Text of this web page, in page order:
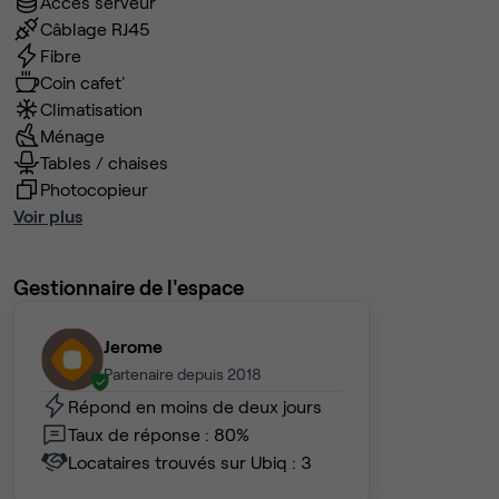
Câblage RJ45
Fibre
Coin cafet'
Climatisation
Ménage
Tables / chaises
Photocopieur
Voir plus
Gestionnaire de l'espace
Jerome
Partenaire depuis 2018
Répond en moins de deux jours
Taux de réponse : 80%
Locataires trouvés sur Ubiq : 3